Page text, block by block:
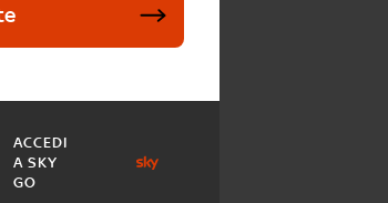
ACCEDI
A SKY
GO